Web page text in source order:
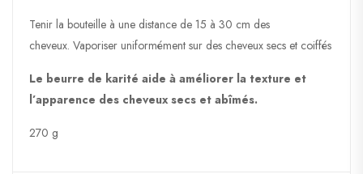
Tenir la bouteille à une distance de 15 à 30 cm des
cheveux. Vaporiser uniformément sur des cheveux secs et coiffés
Le beurre de karité aide à améliorer la texture et
l’apparence des cheveux secs et abîmés.
270 g